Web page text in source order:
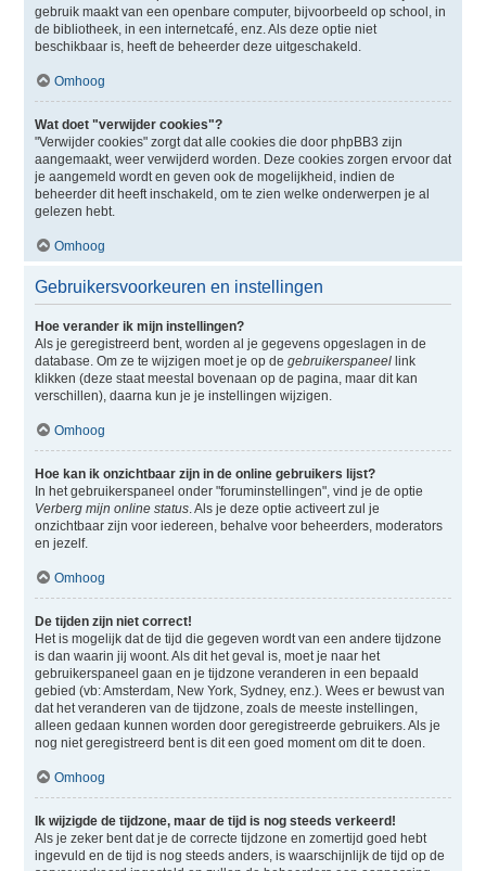
gebruik maakt van een openbare computer, bijvoorbeeld op school, in
de bibliotheek, in een internetcafé, enz. Als deze optie niet
beschikbaar is, heeft de beheerder deze uitgeschakeld.
Omhoog
Wat doet "verwijder cookies"?
"Verwijder cookies" zorgt dat alle cookies die door phpBB3 zijn
aangemaakt, weer verwijderd worden. Deze cookies zorgen ervoor dat
je aangemeld wordt en geven ook de mogelijkheid, indien de
beheerder dit heeft inschakeld, om te zien welke onderwerpen je al
gelezen hebt.
Omhoog
Gebruikersvoorkeuren en instellingen
Hoe verander ik mijn instellingen?
Als je geregistreerd bent, worden al je gegevens opgeslagen in de
database. Om ze te wijzigen moet je op de gebruikerspaneellink
klikken (deze staat meestal bovenaan op de pagina, maar dit kan
verschillen), daarna kun je je instellingen wijzigen.
Omhoog
Hoe kan ik onzichtbaar zijn in de online gebruikers lijst?
In het gebruikerspaneel onder "foruminstellingen", vind je de optie
Verberg mijn online status. Als je deze optie activeert zul je
onzichtbaar zijn voor iedereen, behalve voor beheerders, moderators
en jezelf.
Omhoog
De tijden zijn niet correct!
Het is mogelijk dat de tijd die gegeven wordt van een andere tijdzone
is dan waarin jij woont. Als dit het geval is, moet je naar het
gebruikerspaneel gaan en je tijdzone veranderen in een bepaald
gebied (vb: Amsterdam, New York, Sydney, enz.). Wees er bewust van
dat het veranderen van de tijdzone, zoals de meeste instellingen,
alleen gedaan kunnen worden door geregistreerde gebruikers. Als je
nog niet geregistreerd bent is dit een goed moment om dit te doen.
Omhoog
Ik wijzigde de tijdzone, maar de tijd is nog steeds verkeerd!
Als je zeker bent dat je de correcte tijdzone en zomertijd goed hebt
ingevuld en de tijd is nog steeds anders, is waarschijnlijk de tijd op de